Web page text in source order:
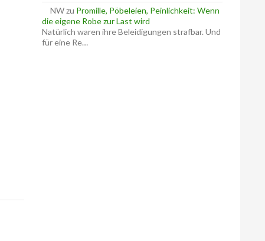
NWzu Promille, Pöbeleien, Peinlichkeit: Wenn
die eigene Robe zur Last wird
Natürlich waren ihre Beleidigungen strafbar. Und
für eine Re…